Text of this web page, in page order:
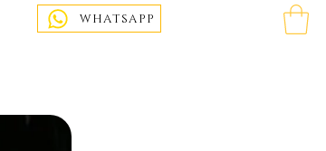
WHATSAPP